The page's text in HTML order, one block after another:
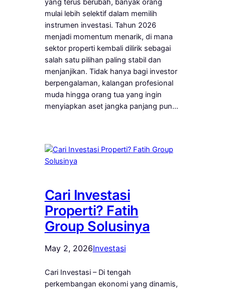
yang terus berubah, banyak orang
mulai lebih selektif dalam memilih
instrumen investasi. Tahun 2026
menjadi momentum menarik, di mana
sektor properti kembali dilirik sebagai
salah satu pilihan paling stabil dan
menjanjikan. Tidak hanya bagi investor
berpengalaman, kalangan profesional
muda hingga orang tua yang ingin
menyiapkan aset jangka panjang pun…
Cari Investasi
Properti? Fatih
Group Solusinya
May 2, 2026Investasi
Cari Investasi – Di tengah
perkembangan ekonomi yang dinamis,